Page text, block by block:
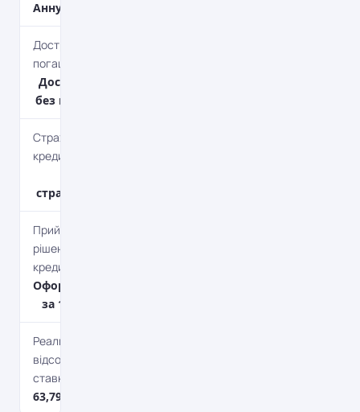
Aннуітет
Дострокове
погашення
Дострокове
без штрафів
Страхування
кредиту
страхування
Прийняття
рішення по
кредиту
Оформлення
за 1 годину
Реальна
відсоткова
ставка
63,79%*